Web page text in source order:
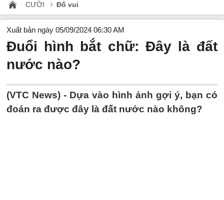
CƯỜI Đố vui
Xuất bản ngày 05/09/2024 06:30 AM
Đuổi hình bắt chữ: Đây là đất
nước nào?
(VTC News) - Dựa vào hình ảnh gợi ý, bạn có
đoán ra được đây là đất nước nào không?